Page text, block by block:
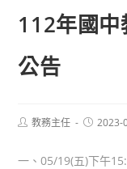
112年國
公告
Post教務主任
Post2023-
一、05/19(五)下午